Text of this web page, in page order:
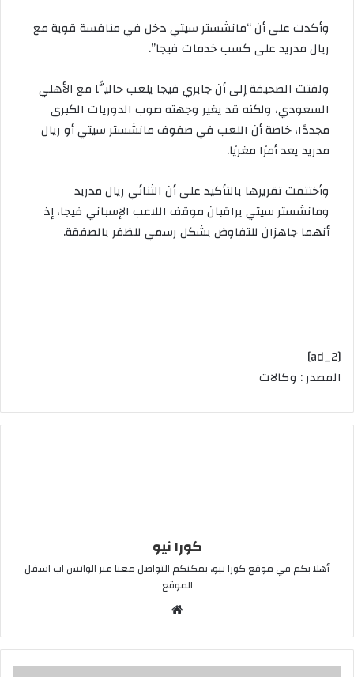
وأكدت على أن “مانشستر سيتي دخل في منافسة قوية مع
ريال مدريد على كسب خدمات فيجا”.
ولفتت الصحيفة إلى أن جابري فيجا يلعب حاليًّا مع الأهلي
السعودي، ولكنه قد يغير وجهته صوب الدوريات الكبرى
مجددًا، خاصة أن اللعب في صفوف مانشستر سيتي أو ريال
مدريد يعد أمرًا مغريًا.
وأختتمت تقريرها بالتأكيد على أن الثنائي ريال مدريد
ومانشستر سيتي يراقبان موقف اللاعب الإسباني فيجا، إذ
أنهما جاهزان للتفاوض بشكل رسمي للظفر بالصفقة.
[ad_2]
المصدر : وكالات
كورا نيو
أهلا بكم في موقع كورا نيو، يمكنكم التواصل معنا عبر الواتس اب اسفل
الموقع